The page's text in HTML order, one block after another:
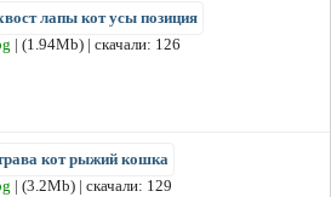
лапы кот усы позиция
| (1.94Mb) | скачали: 126
кот рыжий кошка
| (3.2Mb) | скачали: 129